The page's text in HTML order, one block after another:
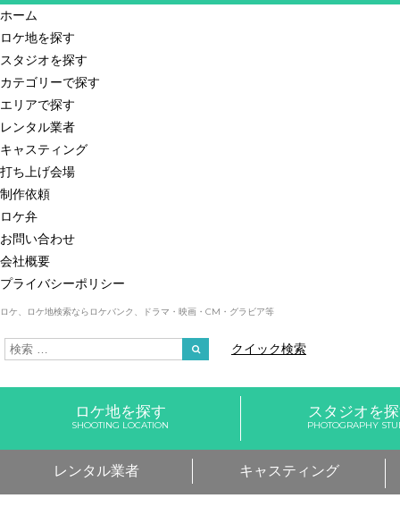
ホーム
ロケ地を探す
スタジオを探す
カテゴリーで探す
エリアで探す
レンタル業者
キャスティング
打ち上げ会場
制作依頼
ロケ弁
お問い合わせ
会社概要
プライバシーポリシー
ロケ、ロケ地検索ならロケバンク、ドラマ・映画・CM・グラビア等
クイック検索
ロケ地を探す
SHOOTING LOCATION
スタジオを
PHOTOGRAPHY
レンタル業者 キャスティング